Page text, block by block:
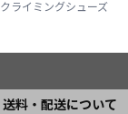
クライミングシューズ
送料・配送について